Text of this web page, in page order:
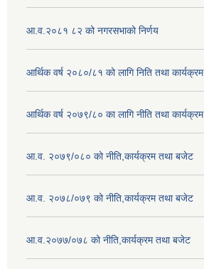
आ.व.२०८१ ८२ को नगरसभाको निर्णय
आर्थिक वर्ष २०८०/८१ को लागि निति तथा कार्यक्रम
आर्थिक वर्ष २०७९/८० का लागि नीति तथा कार्यक्रम
आ.व. २०७९/०८० को नीति,कार्यक्रम तथा बजेट
आ.व. २०७८/०७९ को नीति,कार्यक्रम तथा बजेट
आ.व.२०७७/०७८ को नीति,कार्यक्रम तथा बजेट